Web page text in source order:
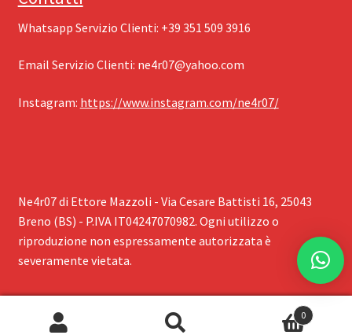
Whatsapp Servizio Clienti: ‪+39 351 509 3916
Email Servizio Clienti: ‪ ne4r07@yahoo.com
Instagram: ‪ https://www.instagram.com/ne4r07/
Ne4r07 di Ettore Mazzoli - Via Cesare Battisti 16, 25043
Breno (BS) - P.IVA IT04247070982. Ogni utilizzo o
riproduzione non espressamente autorizzata è
severamente vietata.
0